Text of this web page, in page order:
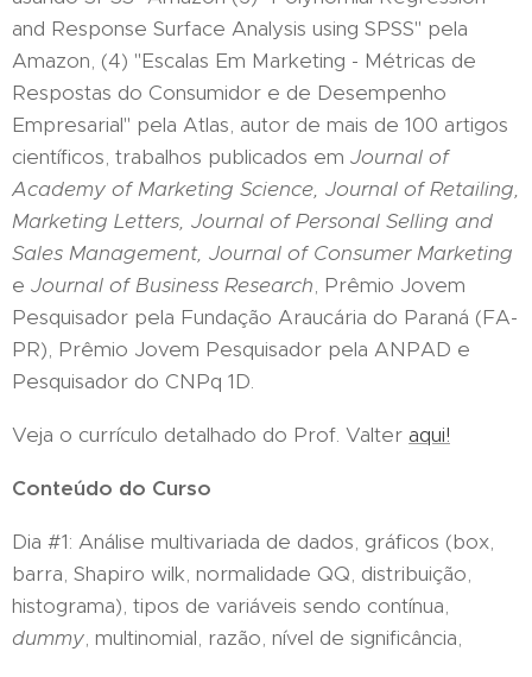
and Response Surface Analysis using SPSS" pela
Amazon, (4) "Escalas Em Marketing - Métricas de
Respostas do Consumidor e de Desempenho
Empresarial" pela Atlas, autor de mais de 100 artigos
científicos, trabalhos publicados em Journal of
Academy of Marketing Science, Journal of Retailing,
Marketing Letters, Journal of Personal Selling and
Sales Management, Journal of Consumer Marketing
e Journal of Business Research, Prêmio Jovem
Pesquisador pela Fundação Araucária do Paraná (FA-
PR), Prêmio Jovem Pesquisador pela ANPAD e
Pesquisador do CNPq 1D.
Veja o currículo detalhado do Prof. Valter aqui!
Conteúdo do Curso
Dia #1: Análise multivariada de dados, gráficos (box,
barra, Shapiro wilk, normalidade QQ, distribuição,
histograma), tipos de variáveis sendo contínua,
dummy, multinomial, razão, nível de significância,